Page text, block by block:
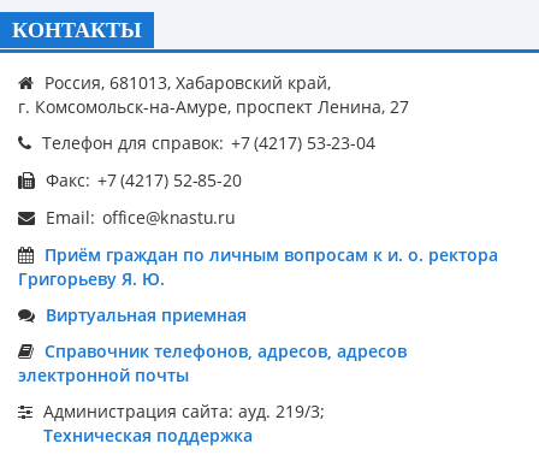
КОНТАКТЫ
Россия, 681013, Хабаровский край,
г. Комсомольск-на-Амуре, проспект Ленина, 27
Телефон для справок:
Факс:
Email:
Приём граждан по личным вопросам к и. о. ректора
Григорьеву Я. Ю.
Виртуальная приемная
Справочник телефонов, адресов, адресов
электронной почты
Администрация сайта: ауд. 219/3;
Техническая поддержка